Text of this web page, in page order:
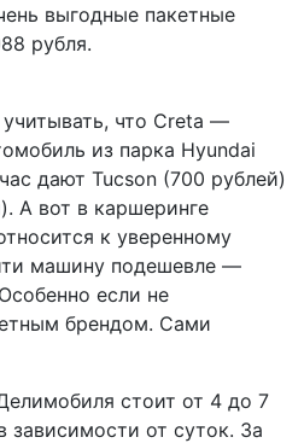
выгодные пакетные
рубля.
что Creta —
из парка Hyundai
дают Tucson (700 рублей)
А вот в каршеринге
к уверенному
машину подешевле —
если не
брендом. Сами
стоит от 4 до 7
зависимости от суток. За